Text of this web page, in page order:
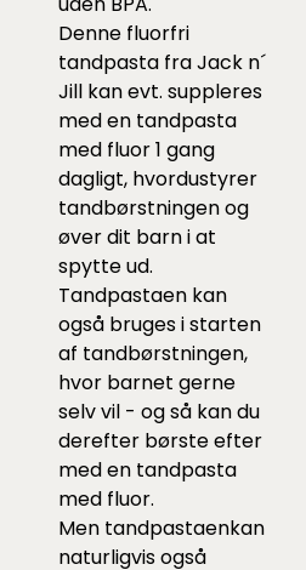
Denne fluorfri
tandpasta fra Jack n´
Jill kan evt. suppleres
med en tandpasta
med fluor 1 gang
dagligt, hvordustyrer
tandbørstningen og
øver dit barn i at
spytte ud.
Tandpastaen kan
også bruges i starten
af tandbørstningen,
hvor barnet gerne
selv vil - og så kan du
derefter børste efter
med en tandpasta
med fluor.
Men tandpastaenkan
naturligvis også